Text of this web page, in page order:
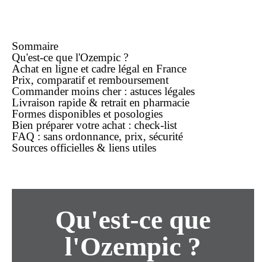
Sommaire
Qu'est-ce que l'Ozempic ?
Achat en ligne et cadre légal en France
Prix, comparatif et remboursement
Commander moins cher : astuces légales
Livraison rapide & retrait en pharmacie
Formes disponibles et posologies
Bien préparer votre achat : check-list
FAQ : sans ordonnance, prix, sécurité
Sources officielles & liens utiles
Qu'est-ce que
l'Ozempic ?